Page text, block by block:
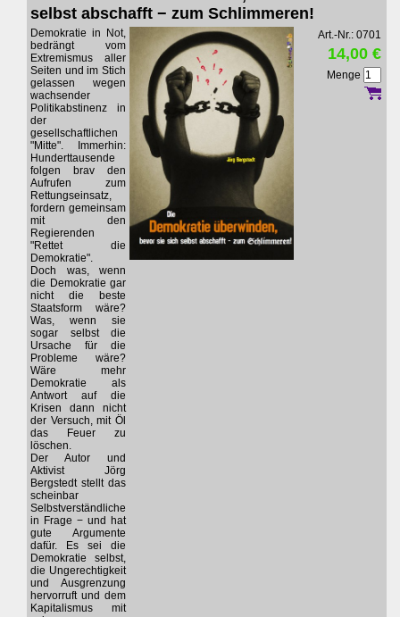
selbst abschafft − zum Schlimmeren!
Demokratie in Not,
bedrängt vom
Extremismus aller
Seiten und im Stich
gelassen wegen
wachsender
Politikabstinenz in
der
gesellschaftlichen
"Mitte". Immerhin:
Hunderttausende
folgen brav den
Aufrufen zum
Rettungseinsatz,
fordern gemeinsam
mit den
Regierenden
"Rettet die
Demokratie".
Doch was, wenn
die Demokratie gar
nicht die beste
Staatsform wäre?
Was, wenn sie
sogar selbst die
Ursache für die
Probleme wäre?
Wäre mehr
Demokratie als
Antwort auf die
Krisen dann nicht
der Versuch, mit Öl
das Feuer zu
löschen.
Der Autor und
Aktivist Jörg
Bergstedt stellt das
scheinbar
Selbstverständliche
in Frage − und hat
gute Argumente
dafür. Es sei die
Demokratie selbst,
die Ungerechtigkeit
und Ausgrenzung
hervorruft und dem
Kapitalismus mit
Art.-Nr.: 0701
14,00 €
Menge